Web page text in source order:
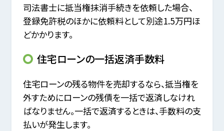
司法書士に抵当権抹消手続きを依頼した場合、
登録免許税のほかに依頼料として別途1.5万円ほ
どかかります。
住宅ローンの一括返済手数料
住宅ローンの残る物件を売却するなら、抵当権を
外すためにローンの残債を一括で返済しなけれ
ばなりません。一括で返済するときは、手数料の支
払いが発生します。